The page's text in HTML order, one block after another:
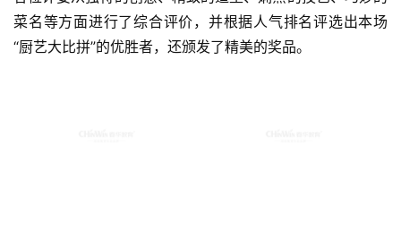
各位评委从独特的创意、精致的造型、娴熟的技艺、巧妙的
菜名等方面进行了综合评价，并根据人气排名评选出本场
“厨艺大比拼”的优胜者，还颁发了精美的奖品。